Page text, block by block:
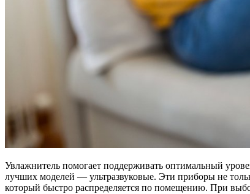
Увлажнитель помогает поддерживать оптимальный
лучших моделей — ультразвуковые. Эти приборы не
который быстро распределяется по помещению. При